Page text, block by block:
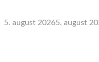
5. august 20265. august